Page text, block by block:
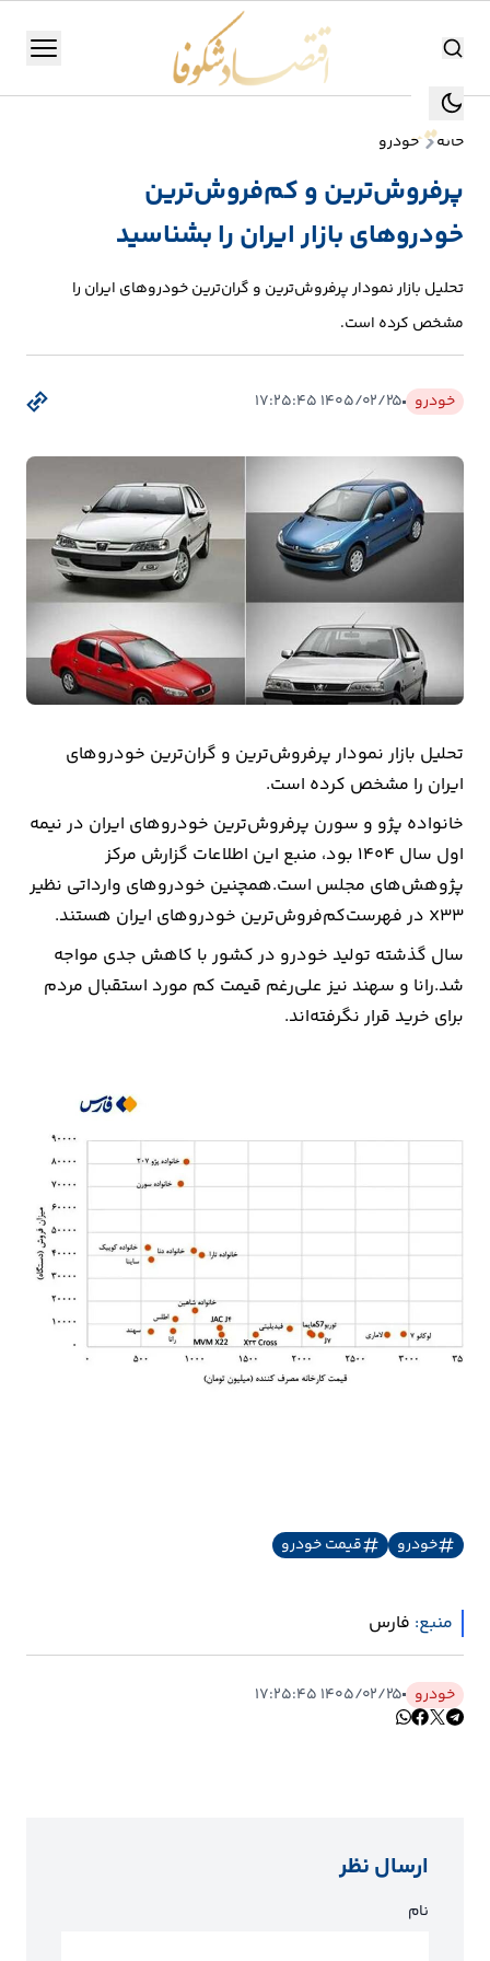
جستجو جستجو
منو
تولید
صنعت
انرژی
بانک،
و
بیمه
اقتصاد
بازار
و
تجارت
کشاورزی
راه
و
مسکن
اقتصاد
ایران
ارتباطات
عمومی
نوتیف
شناور
خانه خودرو
پرفروش‌ترین و کم‌فروش‌ترین
خودروهای بازار ایران را بشناسید
تحلیل بازار نمودار پرفروش‌ترین و گران‌ترین خودروهای ایران را
مشخص کرده است.
خودرو ۱۴۰۵/۰۲/۲۵ ۱۷:۲۵:۴۵
تحلیل بازار نمودار پرفروش‌ترین و گران‌ترین خودروهای
ایران را مشخص کرده است.
خانواده پژو و سورن پرفروش‌ترین خودروهای ایران در نیمه
اول سال ۱۴۰۴ بود، منبع این اطلاعات گزارش مرکز
پژوهش‌های مجلس است.همچنین خودروهای وارداتی نظیر
X33 در فهرست‌کم‌فروش‌ترین خودروهای ایران هستند.
سال گذشته تولید خودرو در کشور با کاهش جدی مواجه
شد.رانا و سهند نیز علی‌رغم قیمت کم مورد استقبال مردم
برای خرید قرار نگرفته‌اند.
خودرو قیمت خودرو
منبع: فارس
خودرو ۱۴۰۵/۰۲/۲۵ ۱۷:۲۵:۴۵
ارسال نظر
نام